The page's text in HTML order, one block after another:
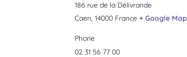
186 rue de la Délivrande
Caen, 14000 France + Google Map
Phone
02 31 56 77 00